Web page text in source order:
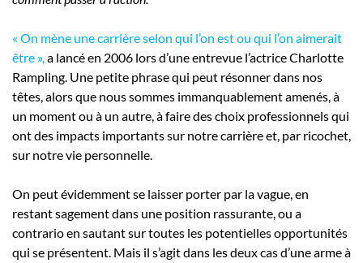
« On mène une carrière selon qui l’on est ou qui l’on aimerait
être »,a lancé en 2006 lors d’une entrevue l’actrice Charlotte
Rampling. Une petite phrase qui peut résonner dans nos
têtes, alors que nous sommes immanquablement amenés, à
un moment ou à un autre, à faire des choix professionnels qui
ont des impacts importants sur notre carrière et, par ricochet,
sur notre vie personnelle.
On peut évidemment se laisser porter par la vague, en
restant sagement dans une position rassurante, ou a
contrario en sautant sur toutes les potentielles opportunités
qui se présentent. Mais il s’agit dans les deux cas d’une arme à